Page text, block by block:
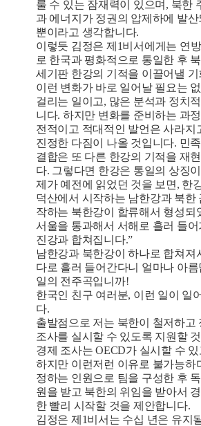
룰 수 있는 잠재력이 있으며, 북한
과 에너지가 정권의 압제하에 발산
뿐이라고 생각합니다.
이렇듯 김정은 제1비서에게는 연
로 한국과 평화적으로 통일한 후
세기판 한강의 기적을 이끌어낼
이런 변화가 바로 일어날 필요는
걸리는 일이고, 많은 분석과 정치
니다. 하지만 변화를 준비하는 과
전적이고 적대적인 발언은 사라지
진정한 다짐이 나올 것입니다. 민
결합은 또 다른 한강의 기적을 재
다. 그렇다면 한강은 통일의 상징
제가 예전에 읽었던 것을 보면, 한
덕산에서 시작하는 남한강과 북한
작하는 북한강이 합류해서 형성되
서울을 통과해서 서해로 흘러 들어
진강과 합쳐집니다.”
남한강과 북한강이 하나로 합쳐져
다로 흘러 들어간다니 얼마나 아
일의 전주곡입니까!
한국인 친구 여러분, 이런 일이 일
다.
출발점으로 저는 북한이 철저하고
조사를 실시할 수 있도록 지원할
경제 조사는 OECD가 실시할 수
하지만 이런저런 이유로 불가능하
정하는 인원으로 팀을 구성한 후
원을 받고 북한의 위임을 받아서
한 빨리 시작할 것을 제안합니다.
김정은 제1비서는 수십 년은 유지